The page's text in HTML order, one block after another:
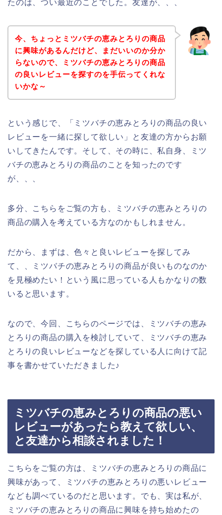
たのは、つい最近のことでした。友達が、、、
今、ちょっとミツバチの恵みとろりの商品
に興味があるんだけど、まだいいのか分か
らないので、ミツバチの恵みとろりの商品
の良いレビューを探すのを手伝ってくれな
いかな～
という感じで、「ミツバチの恵みとろりの商品の良い
レビューを一緒に探して欲しい」と友達の方からお願
いしてきたんです。そして、その時に、私自身、ミツ
バチの恵みとろりの商品のことを知ったのです
が、、、
多分、こちらをご覧の方も、ミツバチの恵みとろりの
商品の購入を考えている方なのかもしれません。
だから、まずは、色々と良いレビューを探してみ
て、、ミツバチの恵みとろりの商品が良いものなのか
を見極めたい！という風に思っている人もかなりの数
いると思います。
なので、今回、こちらのページでは、ミツバチの恵み
とろりの商品の購入を検討していて、ミツバチの恵み
とろりの良いレビューなどを探している人に向けて記
事を書かせていただきました♪
ミツバチの恵みとろりの商品の悪い
レビューがあったら教えて欲しい、
と友達から相談されました！
こちらをご覧の方は、ミツバチの恵みとろりの商品に
興味があって、ミツバチの恵みとろりの悪いレビュー
なども調べているのだと思います。でも、実は私が、
ミツバチの恵みとろりの商品に興味を持ち始めたの